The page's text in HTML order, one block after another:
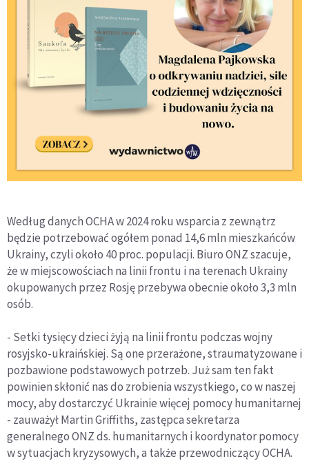
Według danych OCHA w 2024 roku wsparcia z zewnątrz
będzie potrzebować ogółem ponad 14,6 mln mieszkańców
Ukrainy, czyli około 40 proc. populacji. Biuro ONZ szacuje,
że w miejscowościach na linii frontu i na terenach Ukrainy
okupowanych przez Rosję przebywa obecnie około 3,3 mln
osób.
- Setki tysięcy dzieci żyją na linii frontu podczas wojny
rosyjsko-ukraińskiej. Są one przerażone, straumatyzowane i
pozbawione podstawowych potrzeb. Już sam ten fakt
powinien skłonić nas do zrobienia wszystkiego, co w naszej
mocy, aby dostarczyć Ukrainie więcej pomocy humanitarnej
- zauważył Martin Griffiths, zastępca sekretarza
generalnego ONZ ds. humanitarnych i koordynator pomocy
w sytuacjach kryzysowych, a także przewodniczący OCHA.